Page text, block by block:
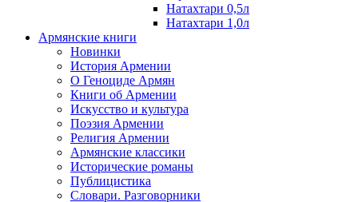
Натахтари 0,5л
Натахтари 1,0л
Армянские книги
Новинки
История Армении
О Геноциде Армян
Книги об Армении
Иcкусство и культура
Поэзия Армении
Религия Армении
Армянские классики
Исторические романы
Публицистика
Словари. Разговорники